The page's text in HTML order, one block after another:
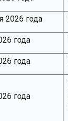
2026 года
года
года
года